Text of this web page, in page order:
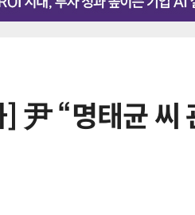
尹 “명태균 씨